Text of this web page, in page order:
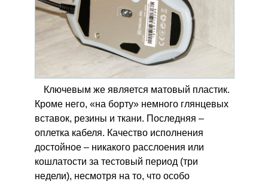
Ключевым же является матовый пластик.
Кроме него, «на борту» немного глянцевых
вставок, резины и ткани. Последняя –
оплетка кабеля. Качество исполнения
достойное – никакого расслоения или
кошлатости за тестовый период (три
недели), несмотря на то, что особо